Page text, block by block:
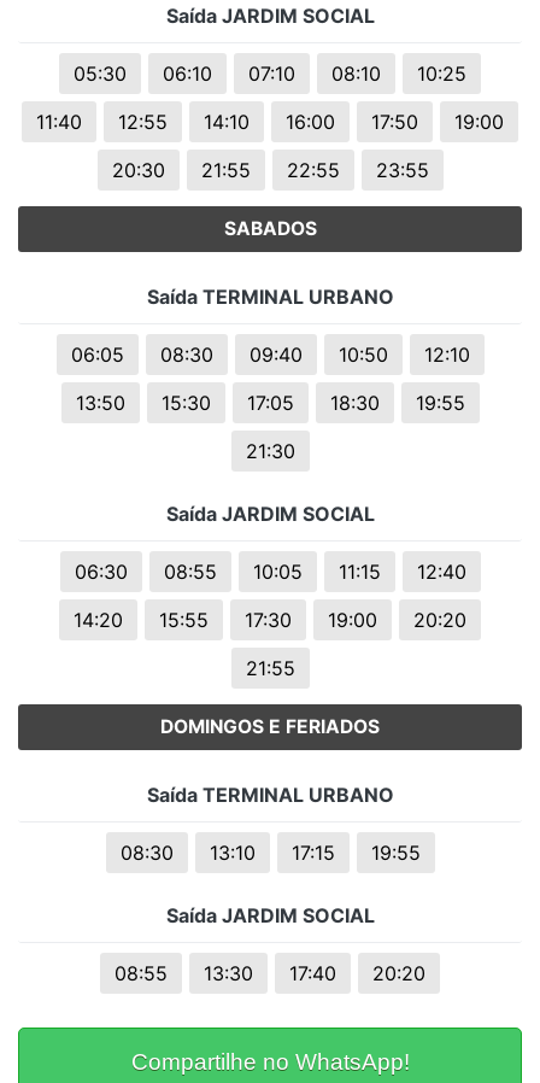
Saída JARDIM SOCIAL
05:30 06:10 07:10 08:10
10:25
11:40
12:55 14:10 16:00 17:50
19:00
20:30
21:55 22:55 23:55
SABADOS
Saída TERMINAL URBANO
06:05 08:30 09:40 10:50
12:10
13:50
15:30 17:05 18:30
19:55
21:30
Saída JARDIM SOCIAL
06:30 08:55 10:05 11:15
12:40
14:20
15:55 17:30 19:00
20:20
21:55
DOMINGOS E FERIADOS
Saída TERMINAL URBANO
08:30 13:10 17:15 19:55
Saída JARDIM SOCIAL
08:55 13:30 17:40 20:20
Compartilhe no WhatsApp!